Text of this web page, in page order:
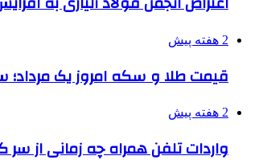
2 هفته پیش
قیمت طلا و سکه امروز یک مرداد؛ سکه در مرز
2 هفته پیش
واردات تلفن همراه چه زمانی از